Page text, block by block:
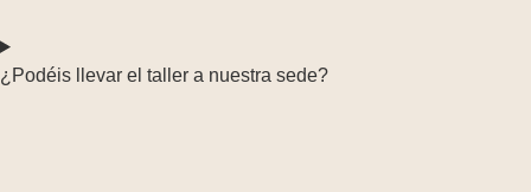
¿Podéis llevar el taller a nuestra sede?